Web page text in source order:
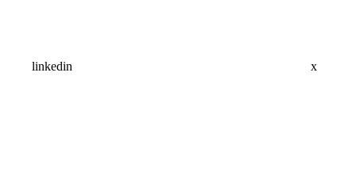
linkedin x